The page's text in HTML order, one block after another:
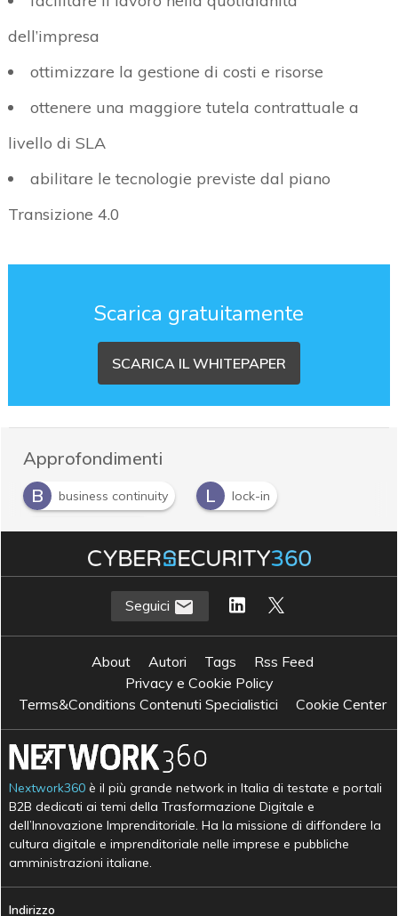
dell’impresa
ottimizzare la gestione di costi e risorse
ottenere una maggiore tutela contrattuale a
livello di SLA
abilitare le tecnologie previste dal piano
Transizione 4.0
Scarica gratuitamente
SCARICA IL WHITEPAPER
Approfondimenti
B
business continuity L lock-in
T Transizione 4.0
Seguici
About Autori Tags
Rss Feed
Privacy e Cookie Policy
Terms&Conditions Contenuti Specialistici
Cookie Center
Nextwork360 è il più grande network in Italia di testate e portali
B2B dedicati ai temi della Trasformazione Digitale e
dell’Innovazione Imprenditoriale. Ha la missione di diffondere la
cultura digitale e imprenditoriale nelle imprese e pubbliche
amministrazioni italiane.
Indirizzo